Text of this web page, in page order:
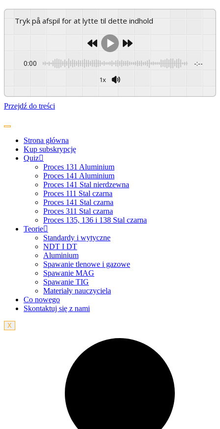
Tryk på afspil for at lytte til dette indhold
0:00 -:--
1x
Przejdź do treści
Strona główna
Kup subskrypcję
Quiz
Proces 131 Aluminium
Proces 141 Aluminium
Proces 141 Stal nierdzewna
Proces 111 Stal czarna
Proces 141 Stal czarna
Proces 311 Stal czarna
Proces 135, 136 i 138 Stal czarna
Teorie
Standardy i wytyczne
NDT I DT
Aluminium
Spawanie tlenowe i gazowe
Spawanie MAG
Spawanie TIG
Materiały nauczyciela
Co nowego
Skontaktuj się z nami
X